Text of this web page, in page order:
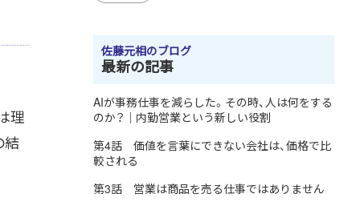
理
結
佐藤元相のブログ
最新の記事
AIが事務仕事を減らした。その時、人は何をする
のか？｜内勤営業という新しい役割
第4話 価値を言葉にできない会社は、価格で比
較される
第3話 営業は商品を売る仕事ではありません